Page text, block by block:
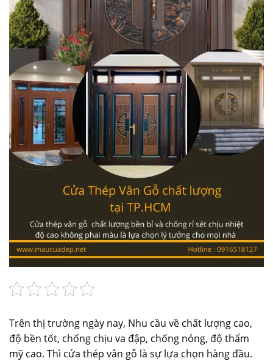
Trên thị trường ngày nay, Nhu cầu về chất lượng cao,
độ bền tốt, chống chịu va đập, chống nóng, độ thẩm
mỹ cao. Thì cửa thép vân gỗ là sự lựa chọn hàng đầu.